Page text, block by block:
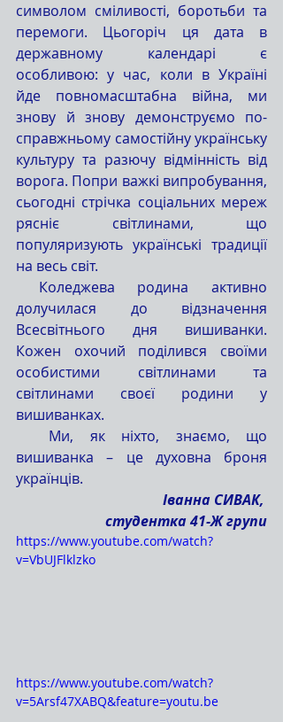
символом сміливості, боротьби та
перемоги. Цьогоріч ця дата в
державному календарі є
особливою: у час, коли в Україні
йде повномасштабна війна, ми
знову й знову демонструємо по-
справжньому самостійну українську
культуру та разючу відмінність від
ворога. Попри важкі випробування,
сьогодні стрічка соціальних мереж
рясніє світлинами, що
популяризують українські традиції
на весь світ.
долучилася до відзначення
Всесвітнього дня вишиванки.
Кожен охочий поділився своїми
особистими світлинами та
світлинами своєї родини у
вишиванках.
вишиванка – це духовна броня
українців.
Іванна СИВАК,
студентка 41-Ж групи
https://www.youtube.com/watch?
v=VbUJFlklzko
https://www.youtube.com/watch?
v=5Arsf47XABQ&feature=youtu.be